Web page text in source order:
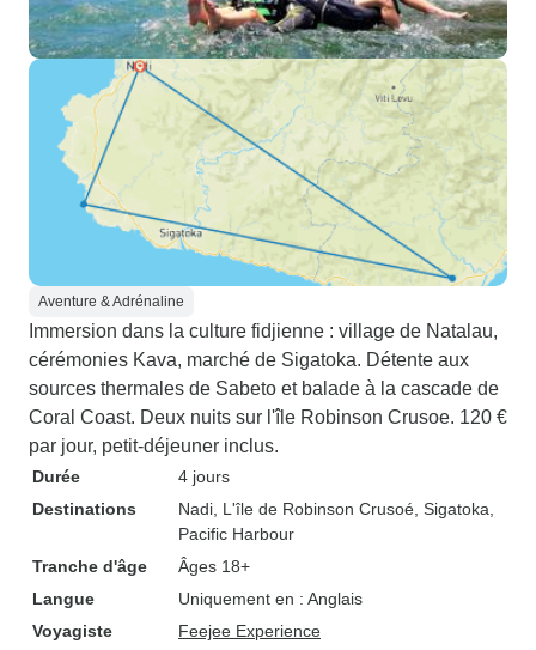
Aventure & Adrénaline
Immersion dans la culture fidjienne : village de Natalau,
cérémonies Kava, marché de Sigatoka. Détente aux
sources thermales de Sabeto et balade à la cascade de
Coral Coast. Deux nuits sur l'île Robinson Crusoe. 120 €
par jour, petit-déjeuner inclus.
Durée
4 jours
Destinations
Nadi , L'île de Robinson Crusoé , Sigatoka
Pacific Harbour
Tranche d'âge
Âges 18+
Langue
Uniquement en : Anglais
Voyagiste
Feejee Experience